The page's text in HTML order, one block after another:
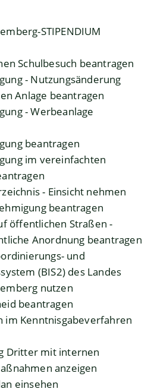
STIPENDIUM
Schulbesuch beantragen
- Nutzungsänderung
Anlage beantragen
- Werbeanlage
beantragen
im vereinfachten
- Einsicht nehmen
beantragen
öffentlichen Straßen -
Anordnung beantragen
und
(BIS2) des Landes
nutzen
beantragen
im Kenntnisgabeverfahren
Dritter mit internen
anzeigen
einsehen